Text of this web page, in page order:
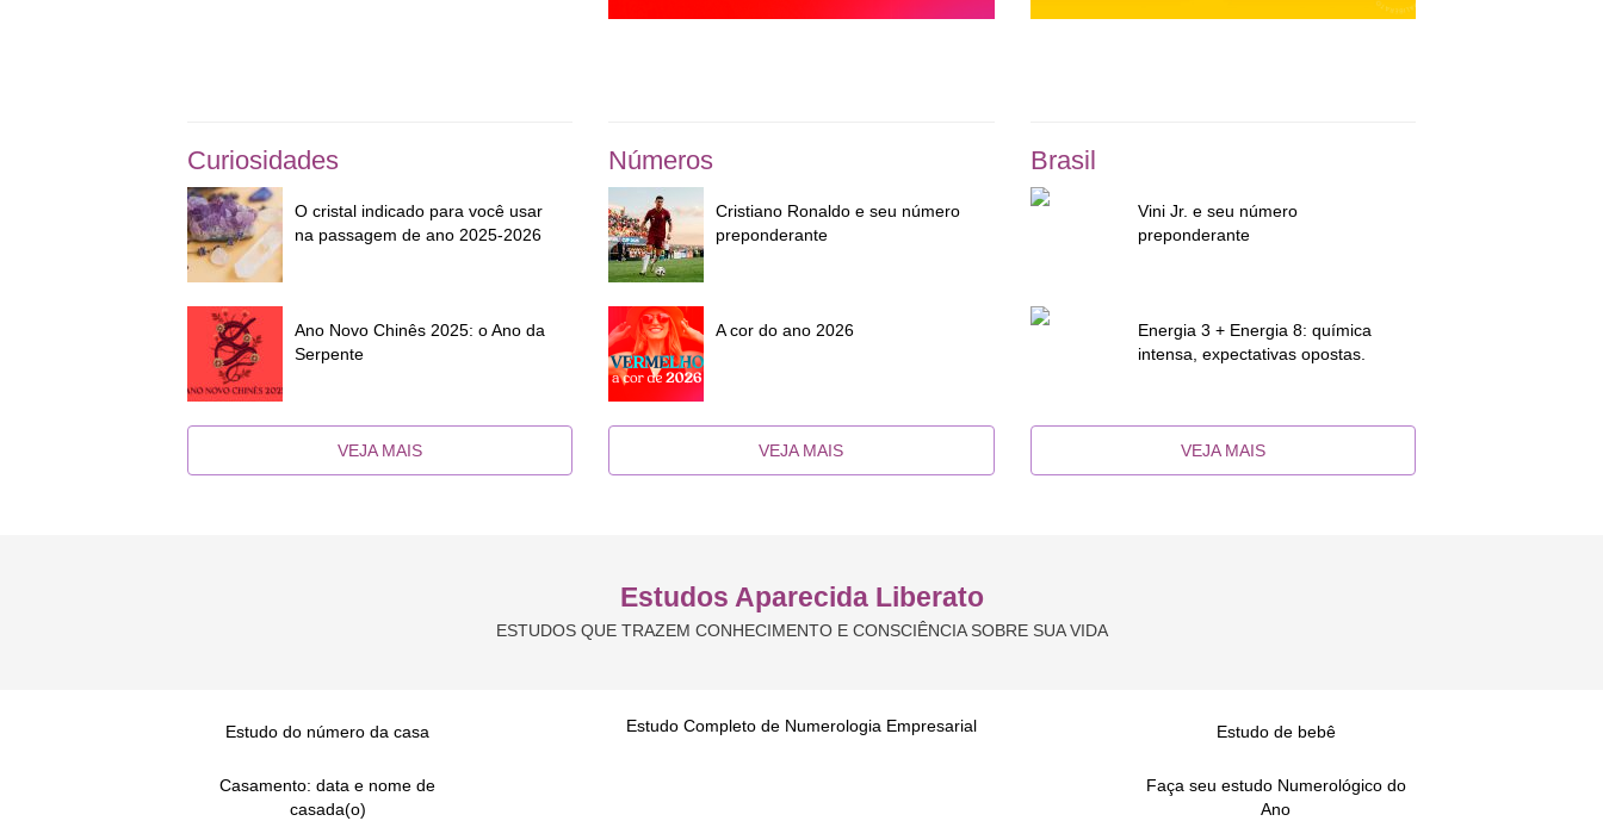
Curiosidades
O cristal indicado para você usar
na passagem de ano 2025-2026
Ano Novo Chinês 2025: o Ano da
Serpente
VEJA MAIS
Números
Cristiano Ronaldo e seu número
preponderante
A cor do ano 2026
VEJA MAIS
Brasil
Vini Jr. e seu número
preponderante
Energia 3 + Energia 8: química
intensa, expectativas opostas.
VEJA MAIS
Estudos Aparecida Liberato
ESTUDOS QUE TRAZEM CONHECIMENTO E CONSCIÊNCIA SOBRE SUA VIDA
Estudo do número da casa
Casamento: data e nome de
casada(o)
Estudo Completo de Numerologia Empresarial Estudo de bebê
Faça seu estudo Numerológico do
Ano